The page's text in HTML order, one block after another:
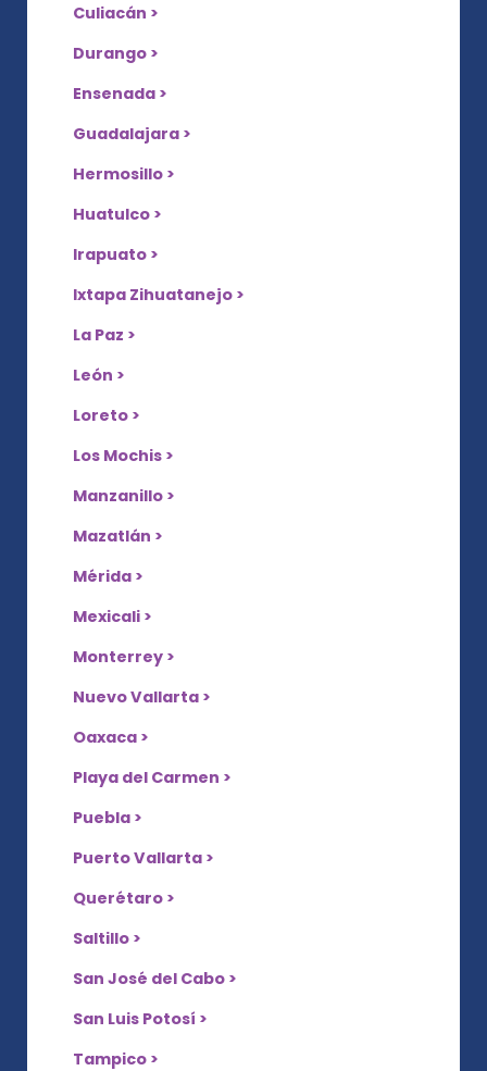
Culiacán >
Durango >
Ensenada >
Guadalajara >
Hermosillo >
Huatulco >
Irapuato >
Ixtapa Zihuatanejo >
La Paz >
León >
Loreto >
Los Mochis >
Manzanillo >
Mazatlán >
Mérida >
Mexicali >
Monterrey >
Nuevo Vallarta >
Oaxaca >
Playa del Carmen >
Puebla >
Puerto Vallarta >
Querétaro >
Saltillo >
San José del Cabo >
San Luis Potosí >
Tampico >